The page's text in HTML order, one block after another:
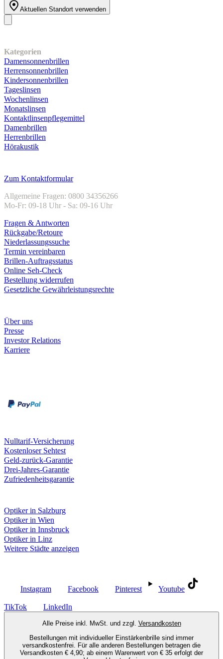
Aktuellen Standort verwenden
Kategorien
Damensonnenbrillen
Herrensonnenbrillen
Kindersonnenbrillen
Tageslinsen
Wochenlinsen
Monatslinsen
Kontaktlinsenpflegemittel
Damenbrillen
Herrenbrillen
Hörakustik
Zum Kontaktformular
Allgemeine Fragen: 0800 34356266
Mo-Fr: 09-18 Uhr - Sa: 09-16 Uhr
Fragen & Antworten
Rückgabe/Retoure
Niederlassungssuche
Termin vereinbaren
Brillen-Auftragsstatus
Online Seh-Check
Bestellung widerrufen
Gesetzliche Gewährleistungsrechte
Über uns
Presse
Investor Relations
Karriere
Nulltarif-Versicherung
Kostenloser Sehtest
Geld-zurück-Garantie
Drei-Jahres-Garantie
Zufriedenheitsgarantie
Optiker in Salzburg
Optiker in Wien
Optiker in Innsbruck
Optiker in Linz
Weitere Städte anzeigen
Instagram Facebook Pinterest Youtube
TikTok LinkedIn
Alle Preise inkl. MwSt. und zzgl. Versandkosten
Bestellungen mit individueller Einstärkenbrille sind immer
versandkostenfrei. Für alle anderen Bestellungen betragen die
Versandkosten € 4,90; ab einem Warenwert von € 35 erfolgt der